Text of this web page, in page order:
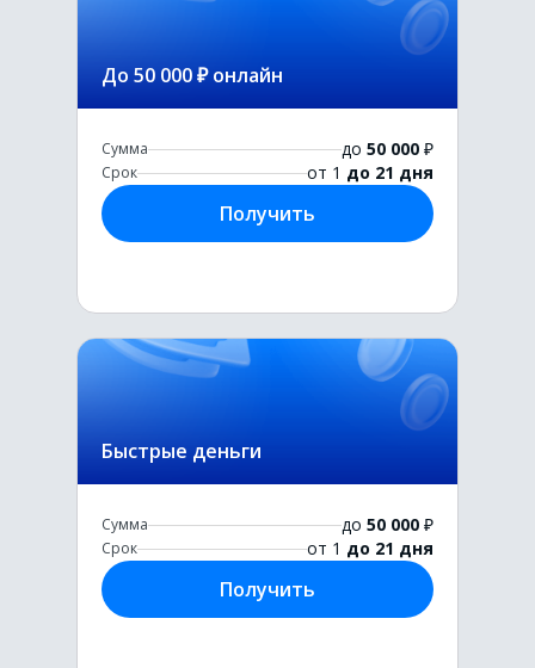
До 50 000 ₽ онлайн
Сумма до 50 000 ₽
Срок от 1 до 21 дня
Получить
Быстрые деньги
Сумма до 50 000 ₽
Срок от 1 до 21 дня
Получить